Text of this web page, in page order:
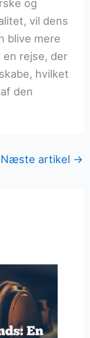
og
vil dens
blive mere
en rejse, der
hvilket
den
Næste artikel →